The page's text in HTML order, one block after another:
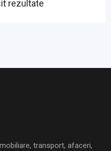
rezultate
transport, afaceri,